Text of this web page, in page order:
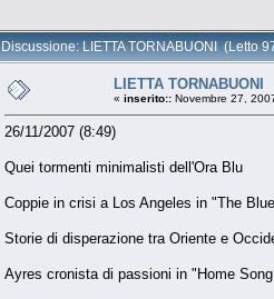
Discussione: LIETTA TORNABUONI (Letto
LIETTA TORNABUONI
« inserito:: Novembre 27,
26/11/2007 (8:49)
Quei tormenti minimalisti dell'Ora Blu
Coppie in crisi a Los Angeles in "The
Storie di disperazione tra Oriente e
Ayres cronista di passioni in "Home